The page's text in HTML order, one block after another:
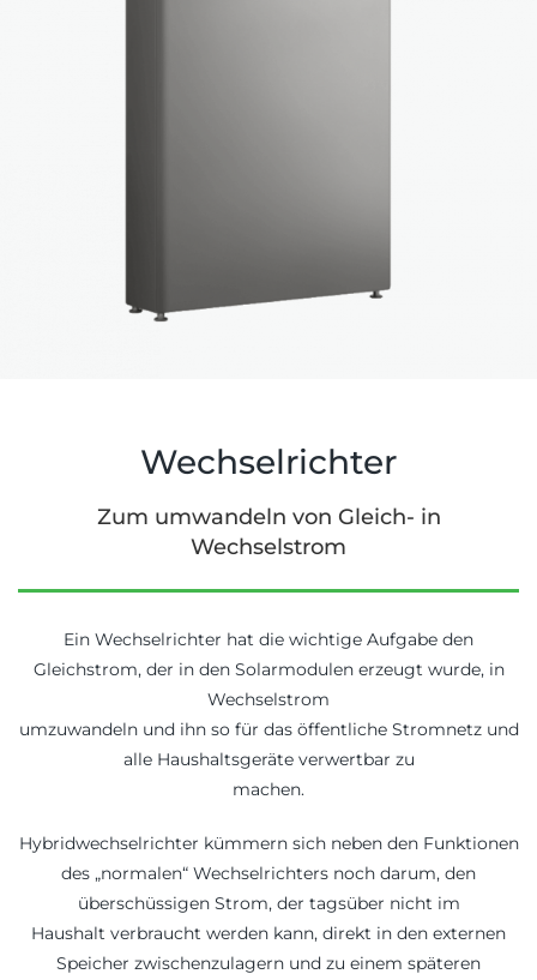
Wechselrichter
Zum umwandeln von Gleich- in
Wechselstrom
Ein Wechselrichter hat die wichtige Aufgabe den
Gleichstrom, der in den Solarmodulen erzeugt wurde, in
Wechselstrom
umzuwandeln und ihn so für das öffentliche Stromnetz und
alle Haushaltsgeräte verwertbar zu
machen.
Hybridwechselrichter kümmern sich neben den Funktionen
des „normalen“ Wechselrichters noch darum, den
überschüssigen Strom, der tagsüber nicht im
Haushalt verbraucht werden kann, direkt in den externen
Speicher zwischenzulagern und zu einem späteren